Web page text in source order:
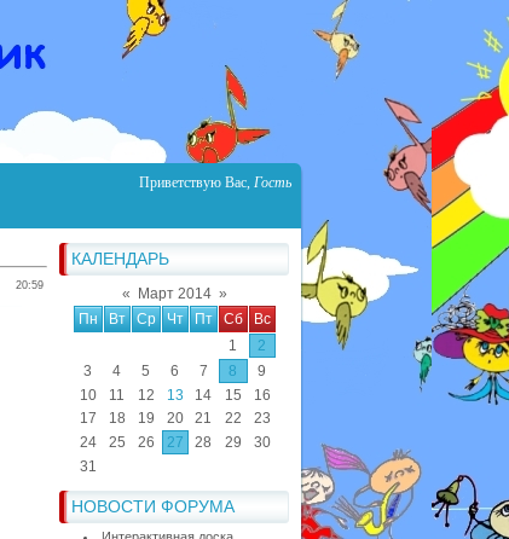
Приветствую Вас, Гость
КАЛЕНДАРЬ
« Март 2014 »
Пн
Вт Ср Чт Пт Сб
Вс
1
2
3
4 5 6 7 8
9
10
11 12 13 14 15
16
17
18 19 20 21 22
23
24
25 26 27 28 29
30
31
НОВОСТИ ФОРУМА
20:59